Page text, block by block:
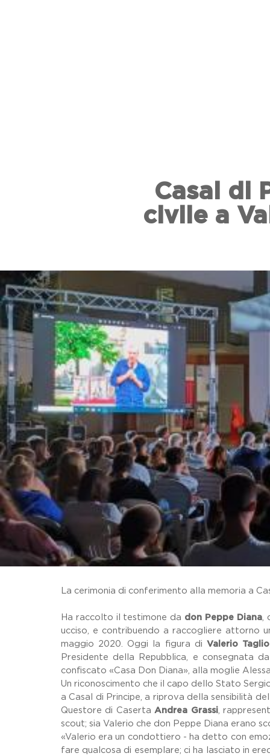
Casal di
civile a
La cerimonia di conferimento alla memoria a
Ha raccolto il testimone da don Peppe Diana,
ucciso, e contribuendo a raccogliere attorno
maggio 2020. Oggi la figura di Valerio
Presidente della Repubblica, e consegnata
confiscato «Casa Don Diana», alla moglie
Un riconoscimento che il capo dello Stato
a Casal di Principe, a riprova della sensibilità
Questore di CasertaAndrea Grassi,
scout; sia Valerio che don Peppe Diana erano
«Valerio era un condottiero - ha detto con
fare qualcosa di esemplare; ci ha lasciato in